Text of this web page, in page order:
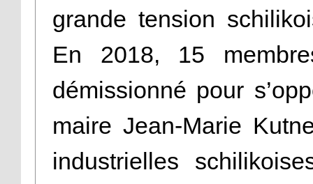
grande tension
En 2018, 15
démissionné pour
maire Jean-Marie
industrielles